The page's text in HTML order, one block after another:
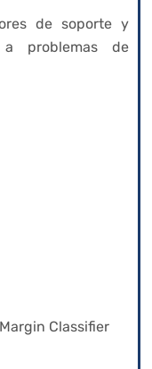
de soporte y
problemas de
Classifier